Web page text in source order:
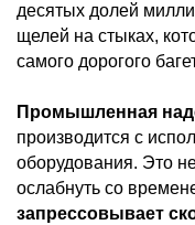
десятых долей
щелей на стыках,
самого дорогого
Промышленная
производится с
оборудования. Это
ослабнуть со
запрессовывает